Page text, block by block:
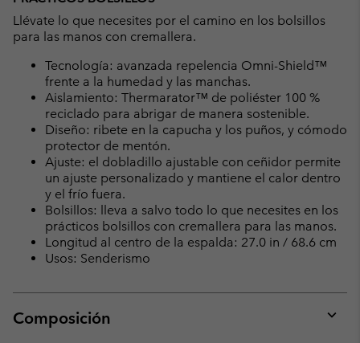
Llévate lo que necesites por el camino en los bolsillos
para las manos con cremallera.
Tecnología: avanzada repelencia Omni-Shield™
frente a la humedad y las manchas.
Aislamiento: Thermarator™ de poliéster 100 %
reciclado para abrigar de manera sostenible.
Diseño: ribete en la capucha y los puños, y cómodo
protector de mentón.
Ajuste: el dobladillo ajustable con ceñidor permite
un ajuste personalizado y mantiene el calor dentro
y el frío fuera.
Bolsillos: lleva a salvo todo lo que necesites en los
prácticos bolsillos con cremallera para las manos.
Longitud al centro de la espalda: 27.0 in / 68.6 cm
Usos: Senderismo
Composición